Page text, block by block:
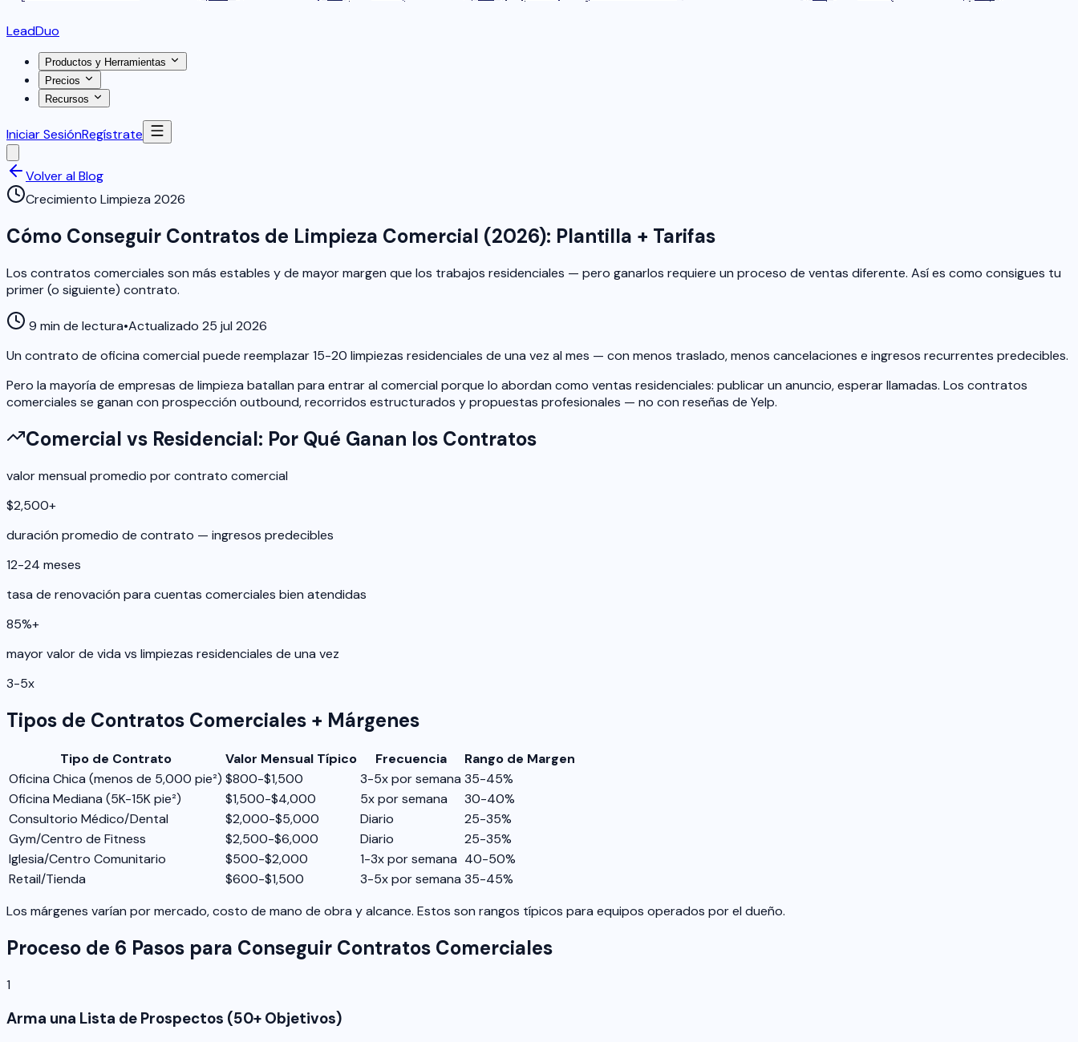
LeadDuo
Productos y Herramientas
Precios
Recursos
Iniciar SesiónRegístrate
Volver al Blog
Crecimiento Limpieza 2026
Cómo Conseguir Contratos de Limpieza Comercial (2026): Plantilla + Tarifas
Los contratos comerciales son más estables y de mayor margen que los trabajos residenciales — pero ganarlos requiere un proceso de ventas diferente. Así es como consigues tu
primer (o siguiente) contrato.
9 min de lectura•Actualizado 25 jul 2026
Un contrato de oficina comercial puede reemplazar 15-20 limpiezas residenciales de una vez al mes — con menos traslado, menos cancelaciones e ingresos recurrentes predecibles.
Pero la mayoría de empresas de limpieza batallan para entrar al comercial porque lo abordan como ventas residenciales: publicar un anuncio, esperar llamadas. Los contratos
comerciales se ganan con prospección outbound, recorridos estructurados y propuestas profesionales — no con reseñas de Yelp.
Comercial vs Residencial: Por Qué Ganan los Contratos
valor mensual promedio por contrato comercial
$2,500+
duración promedio de contrato — ingresos predecibles
12-24 meses
tasa de renovación para cuentas comerciales bien atendidas
85%+
mayor valor de vida vs limpiezas residenciales de una vez
3-5x
Tipos de Contratos Comerciales + Márgenes
Tipo de Contrato Valor Mensual Típico Frecuencia
Rango de Margen
Oficina Chica (menos de 5,000 pie²) $800-$1,500 3-5x por semana 35-45%
Oficina Mediana (5K-15K pie²)
$1,500-$4,000 5x por semana
30-40%
Consultorio Médico/Dental
$2,000-$5,000 Diario
25-35%
Gym/Centro de Fitness
$2,500-$6,000 Diario
25-35%
Iglesia/Centro Comunitario
$500-$2,000 1-3x por semana 40-50%
Retail/Tienda
$600-$1,500 3-5x por semana 35-45%
Los márgenes varían por mercado, costo de mano de obra y alcance. Estos son rangos típicos para equipos operados por el dueño.
Proceso de 6 Pasos para Conseguir Contratos Comerciales
1
Arma una Lista de Prospectos (50+ Objetivos)